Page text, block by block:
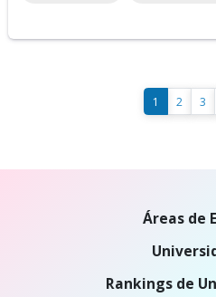
1 2 3
Áreas de
Rankings de